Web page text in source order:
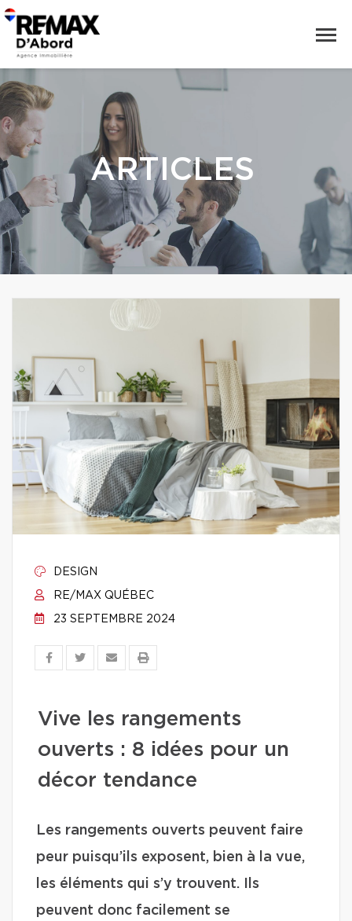
ARTICLES
DESIGN
RE/MAX QUÉBEC
23 SEPTEMBRE 2024
Vive les rangements
ouverts : 8 idées pour un
décor tendance
Les rangements ouverts peuvent faire
peur puisqu’ils exposent, bien à la vue,
les éléments qui s’y trouvent. Ils
peuvent donc facilement se